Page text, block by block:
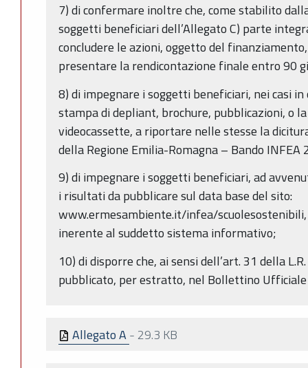
7) di confermare inoltre che, come stabilito
soggetti beneficiari dell’Allegato C) parte
concludere le azioni, oggetto del
presentare la rendicontazione finale entro 90
8) di impegnare i soggetti beneficiari, nei casi
stampa di depliant, brochure, pubblicazioni, o
videocassette, a riportare nelle stesse la
della Regione Emilia-Romagna – Bando INFEA
9) di impegnare i soggetti beneficiari, ad
i risultati da pubblicare sul data base del sito:
www.ermesambiente.it/infea/
inerente al suddetto sistema informativo;
10) di disporre che, ai sensi dell’art. 31 della
pubblicato, per estratto, nel Bollettino Ufficiale
Allegato A- 29.3 KB